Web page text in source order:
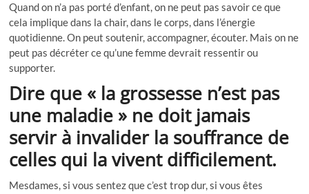
Quand on n’a pas porté d’enfant, on ne peut pas savoir ce que
cela implique dans la chair, dans le corps, dans l’énergie
quotidienne. On peut soutenir, accompagner, écouter. Mais on ne
peut pas décréter ce qu’une femme devrait ressentir ou
supporter.
Dire que « la grossesse n’est pas
une maladie » ne doit jamais
servir à invalider la souffrance de
celles qui la vivent difficilement.
Mesdames, si vous sentez que c’est trop dur, si vous êtes